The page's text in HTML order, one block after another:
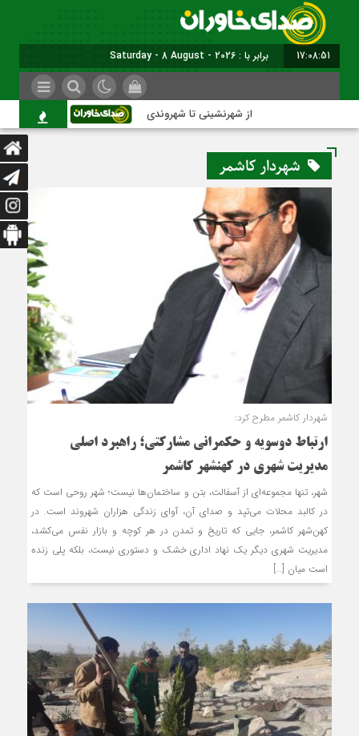
17:08:52 برابر با : Saturday - 8 August - 2026
از شهرنشینی تا شهروندی اصناف در حاشیه
شهردار کاشمر
شهردار کاشمر مطرح کرد:
ارتباط دوسویه و حکمرانی مشارکتی؛ راهبرد اصلی
مدیریت شهری در کهنشهر کاشمر
شهر، تنها مجموعه‌ای از آسفالت، بتن و ساختمان‌ها نیست؛ شهر روحی است که
در کالبد محلات می‌تپد و صدای آن، آوای زندگی هزاران شهروند است. در
کهن‌شهر کاشمر، جایی که تاریخ و تمدن در هر کوچه و بازار نفس می‌کشد،
مدیریت شهری دیگر یک نهاد اداری خشک و دستوری نیست، بلکه پلی زنده
است میان […]